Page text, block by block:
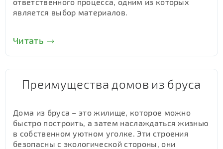
является выбор материалов.
Читать
Преимущества домов из бруса
Дома из бруса – это жилище, которое можно
быстро построить, а затем наслаждаться жизнью
в собственном уютном уголке. Эти строения
безопасны с экологической стороны, они